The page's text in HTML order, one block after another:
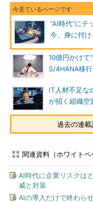
“AI時代”に
今、身に付け
10億円かけて
S/4HANA移
IT人材不足
が招く組織空
過去の連
関連資料（ホワイトペ
AI時代に企業リスクは
威と対策
AIの導入だけで終わら